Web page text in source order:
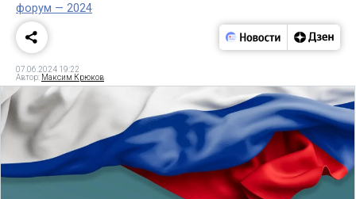
форум — 2024
07.06.2024 19:22
Автор: Максим Крюков